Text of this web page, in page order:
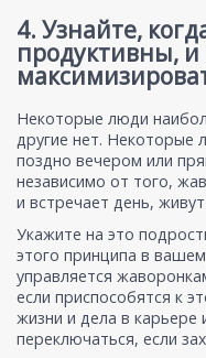
4. Узнайте,
продуктивны,
Некоторые люди
другие нет. Некоторые
поздно вечером или
независимо от того,
и встречает день,
Укажите на это
этого принципа в
управляется
если приспособятся к
жизни и дела в карьере
переключаться, если